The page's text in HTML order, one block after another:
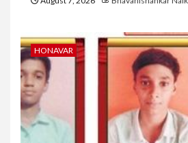
HONAVAR